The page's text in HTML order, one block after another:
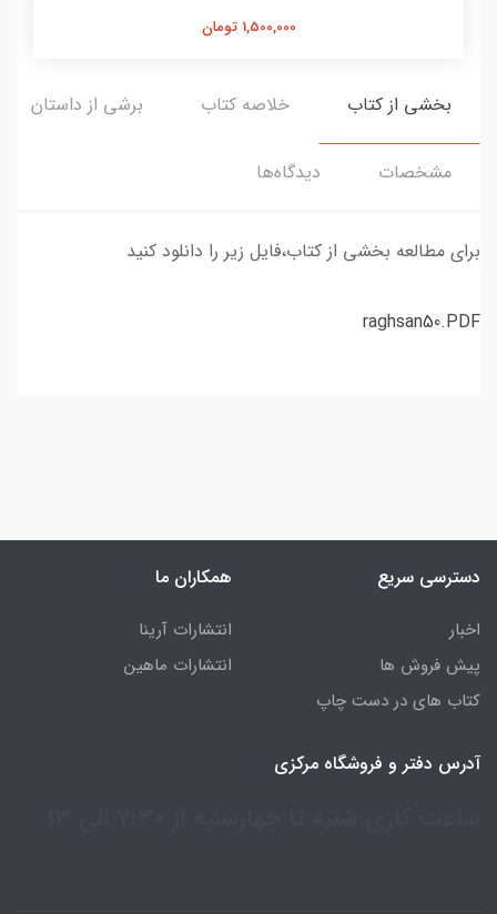
1,500,000 تومان
بخشی از کتاب خلاصه کتاب برشی از داستان
مشخصات دیدگاه‌ها
برای مطالعه بخشی از کتاب،فایل زیر را دانلود کنید
raghsan50.PDF
دسترسی سریع
اخبار
پیش فروش ها
کتاب های در دست چاپ
همکاران ما
انتشارات آرینا
انتشارات ماهین
آدرس دفتر و فروشگاه مرکزی